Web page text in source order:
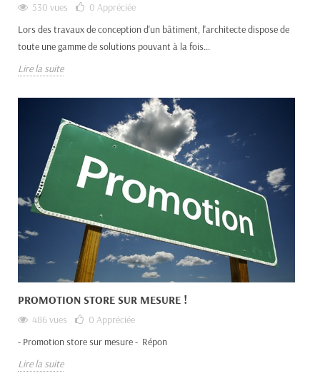
530 vues 0 Appréciée
Lors des travaux de conception d'un bâtiment, l'architecte dispose de
toute une gamme de solutions pouvant à la fois...
Lire la suite
PROMOTION STORE SUR MESURE !
486 vues 0 Appréciée
- Promotion store sur mesure - Répon
Lire la suite